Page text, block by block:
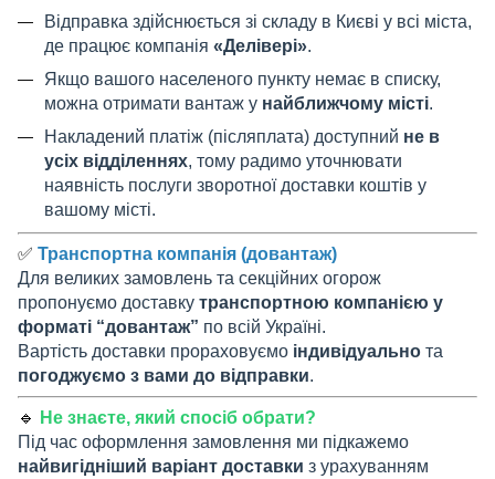
Відправка здійснюється зі складу в Києві у всі міста,
де працює компанія «Делівері».
Якщо вашого населеного пункту немає в списку,
можна отримати вантаж у найближчому місті.
Накладений платіж (післяплата) доступний не в
усіх відділеннях, тому радимо уточнювати
наявність послуги зворотної доставки коштів у
вашому місті.
✅ Транспортна компанія (довантаж)
Для великих замовлень та секційних огорож
пропонуємо доставку транспортною компанією у
форматі “довантаж” по всій Україні.
Вартість доставки прораховуємо індивідуально та
погоджуємо з вами до відправки.
🔹
Не знаєте, який спосіб обрати?
Під час оформлення замовлення ми підкажемо
найвигідніший варіант доставки з урахуванням